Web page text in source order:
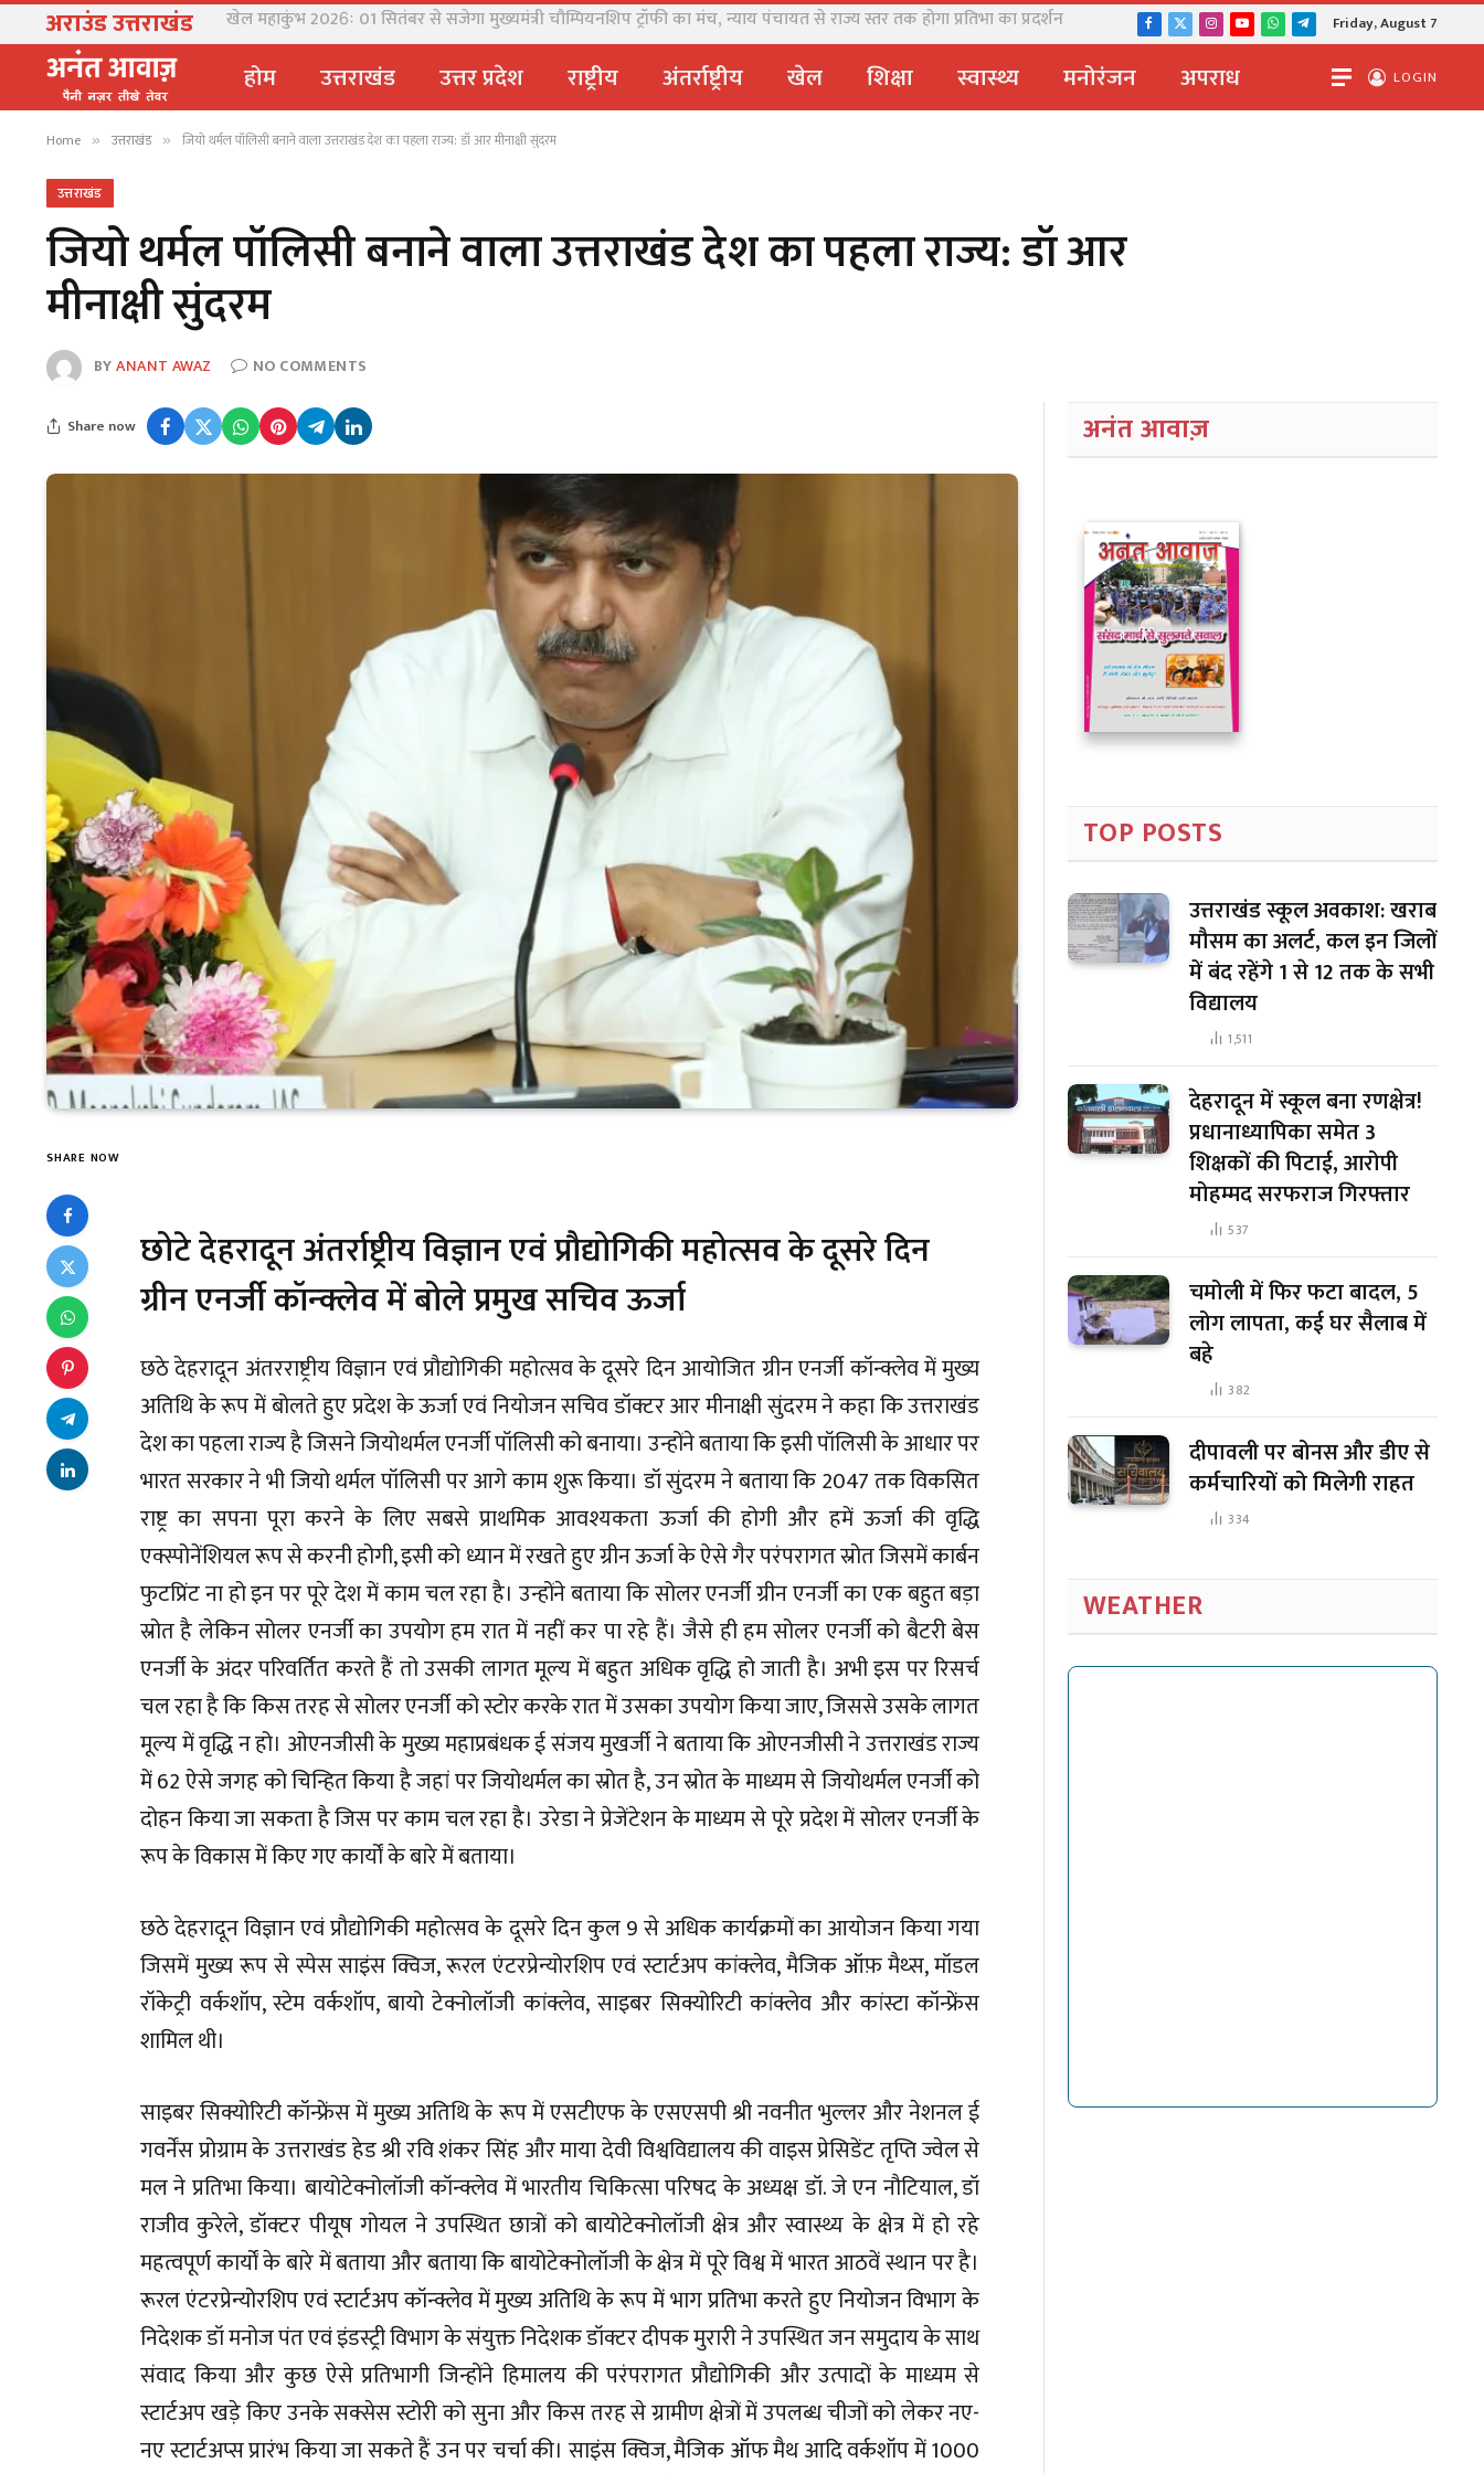
अराउंड उत्तराखंड खेल महाकुंभ 2026ः 01 सितंबर से सजेगा मुख्यमंत्री चौम्पियनशिप ट्रॉफी का मंच, न्याय पंचायत से राज्य स्तर तक होगा प्रतिभा का प्रदर्शन Facebook
X
Instagram
YouTubeWhatsApp
TelegramFriday, August 7
होम उत्तराखंड उत्तर प्रदेश राष्ट्रीय अंतर्राष्ट्रीय खेल शिक्षा स्वास्थ्य मनोरंजन अपराध LOGIN
Home » उत्तराखंड » जियो थर्मल पॉलिसी बनाने वाला उत्तराखंड देश का पहला राज्य: डॉ आर मीनाक्षी सुंदरम
उत्तराखंड
जियो थर्मल पॉलिसी बनाने वाला उत्तराखंड देश का पहला राज्य: डॉ आर
मीनाक्षी सुंदरम
BYANANT AWAZ NO COMMENTS
Share now
SHARE NOW
छोटे देहरादून अंतर्राष्ट्रीय विज्ञान एवं प्रौद्योगिकी महोत्सव के दूसरे दिन
ग्रीन एनर्जी कॉन्क्लेव में बोले प्रमुख सचिव ऊर्जा
छठे देहरादून अंतरराष्ट्रीय विज्ञान एवं प्रौद्योगिकी महोत्सव के दूसरे दिन आयोजित ग्रीन एनर्जी कॉन्क्लेव में मुख्य
अतिथि के रूप में बोलते हुए प्रदेश के ऊर्जा एवं नियोजन सचिव डॉक्टर आर मीनाक्षी सुंदरम ने कहा कि उत्तराखंड
देश का पहला राज्य है जिसने जियोथर्मल एनर्जी पॉलिसी को बनाया। उन्होंने बताया कि इसी पॉलिसी के आधार पर
भारत सरकार ने भी जियो थर्मल पॉलिसी पर आगे काम शुरू किया। डॉ सुंदरम ने बताया कि 2047 तक विकसित
राष्ट्र का सपना पूरा करने के लिए सबसे प्राथमिक आवश्यकता ऊर्जा की होगी और हमें ऊर्जा की वृद्धि
एक्स्पोनेंशियल रूप से करनी होगी, इसी को ध्यान में रखते हुए ग्रीन ऊर्जा के ऐसे गैर परंपरागत स्रोत जिसमें कार्बन
फुटप्रिंट ना हो इन पर पूरे देश में काम चल रहा है। उन्होंने बताया कि सोलर एनर्जी ग्रीन एनर्जी का एक बहुत बड़ा
स्रोत है लेकिन सोलर एनर्जी का उपयोग हम रात में नहीं कर पा रहे हैं। जैसे ही हम सोलर एनर्जी को बैटरी बेस
एनर्जी के अंदर परिवर्तित करते हैं तो उसकी लागत मूल्य में बहुत अधिक वृद्धि हो जाती है। अभी इस पर रिसर्च
चल रहा है कि किस तरह से सोलर एनर्जी को स्टोर करके रात में उसका उपयोग किया जाए, जिससे उसके लागत
मूल्य में वृद्धि न हो। ओएनजीसी के मुख्य महाप्रबंधक ई संजय मुखर्जी ने बताया कि ओएनजीसी ने उत्तराखंड राज्य
में 62 ऐसे जगह को चिन्हित किया है जहां पर जियोथर्मल का स्रोत है, उन स्रोत के माध्यम से जियोथर्मल एनर्जी को
दोहन किया जा सकता है जिस पर काम चल रहा है। उरेडा ने प्रेजेंटेशन के माध्यम से पूरे प्रदेश में सोलर एनर्जी के
रूप के विकास में किए गए कार्यों के बारे में बताया।
छठे देहरादून विज्ञान एवं प्रौद्योगिकी महोत्सव के दूसरे दिन कुल 9 से अधिक कार्यक्रमों का आयोजन किया गया
जिसमें मुख्य रूप से स्पेस साइंस क्विज, रूरल एंटरप्रेन्योरशिप एवं स्टार्टअप कांक्लेव, मैजिक ऑफ़ मैथ्स, मॉडल
रॉकेट्री वर्कशॉप, स्टेम वर्कशॉप, बायो टेक्नोलॉजी कांक्लेव, साइबर सिक्योरिटी कांक्लेव और कांस्टा कॉन्फ्रेंस
शामिल थी।
साइबर सिक्योरिटी कॉन्फ्रेंस में मुख्य अतिथि के रूप में एसटीएफ के एसएसपी श्री नवनीत भुल्लर और नेशनल ई
गवर्नेंस प्रोग्राम के उत्तराखंड हेड श्री रवि शंकर सिंह और माया देवी विश्वविद्यालय की वाइस प्रेसिडेंट तृप्ति ज्वेल से
मल ने प्रतिभा किया। बायोटेक्नोलॉजी कॉन्क्लेव में भारतीय चिकित्सा परिषद के अध्यक्ष डॉ. जे एन नौटियाल, डॉ
राजीव कुरेले, डॉक्टर पीयूष गोयल ने उपस्थित छात्रों को बायोटेक्नोलॉजी क्षेत्र और स्वास्थ्य के क्षेत्र में हो रहे
महत्वपूर्ण कार्यों के बारे में बताया और बताया कि बायोटेक्नोलॉजी के क्षेत्र में पूरे विश्व में भारत आठवें स्थान पर है।
रूरल एंटरप्रेन्योरशिप एवं स्टार्टअप कॉन्क्लेव में मुख्य अतिथि के रूप में भाग प्रतिभा करते हुए नियोजन विभाग के
निदेशक डॉ मनोज पंत एवं इंडस्ट्री विभाग के संयुक्त निदेशक डॉक्टर दीपक मुरारी ने उपस्थित जन समुदाय के साथ
संवाद किया और कुछ ऐसे प्रतिभागी जिन्होंने हिमालय की परंपरागत प्रौद्योगिकी और उत्पादों के माध्यम से
स्टार्टअप खड़े किए उनके सक्सेस स्टोरी को सुना और किस तरह से ग्रामीण क्षेत्रों में उपलब्ध चीजों को लेकर नए-
नए स्टार्टअप्स प्रारंभ किया जा सकते हैं उन पर चर्चा की। साइंस क्विज, मैजिक ऑफ मैथ आदि वर्कशॉप में 1000
अनंत आवाज़
TOP POSTS
उत्तराखंड स्कूल अवकाश: खराब
मौसम का अलर्ट, कल इन जिलों
में बंद रहेंगे 1 से 12 तक के सभी
विद्यालय
1,511
देहरादून में स्कूल बना रणक्षेत्र!
प्रधानाध्यापिका समेत 3
शिक्षकों की पिटाई, आरोपी
मोहम्मद सरफराज गिरफ्तार
537
चमोली में फिर फटा बादल, 5
लोग लापता, कई घर सैलाब में
बहे
382
दीपावली पर बोनस और डीए से
कर्मचारियों को मिलेगी राहत
334
WEATHER